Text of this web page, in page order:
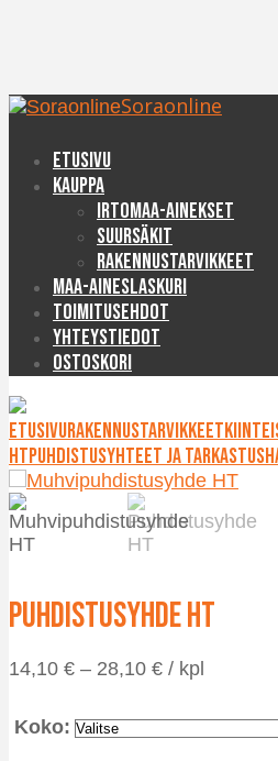
Soraonline
Etusivu
Kauppa
Irtomaa-ainekset
Suursäkit
Rakennustarvikkeet
Maa-aineslaskuri
Toimitusehdot
Yhteystiedot
Ostoskori
EtusivuRakennustarvikkeet
HTPuhdistusyhteet ja
Puhdistusyhde HT
14,10 € – 28,10 €Hintaluokka:
28,10 €
/ kpl
Koko: